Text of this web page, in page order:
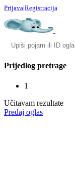
Prijava|Registracija
Prijedlog pretrage
1
Učitavam rezultate
Predaj oglas